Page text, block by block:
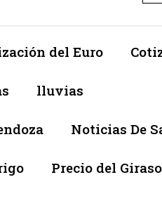
del Euro
lluvias
Noticias De
Precio del